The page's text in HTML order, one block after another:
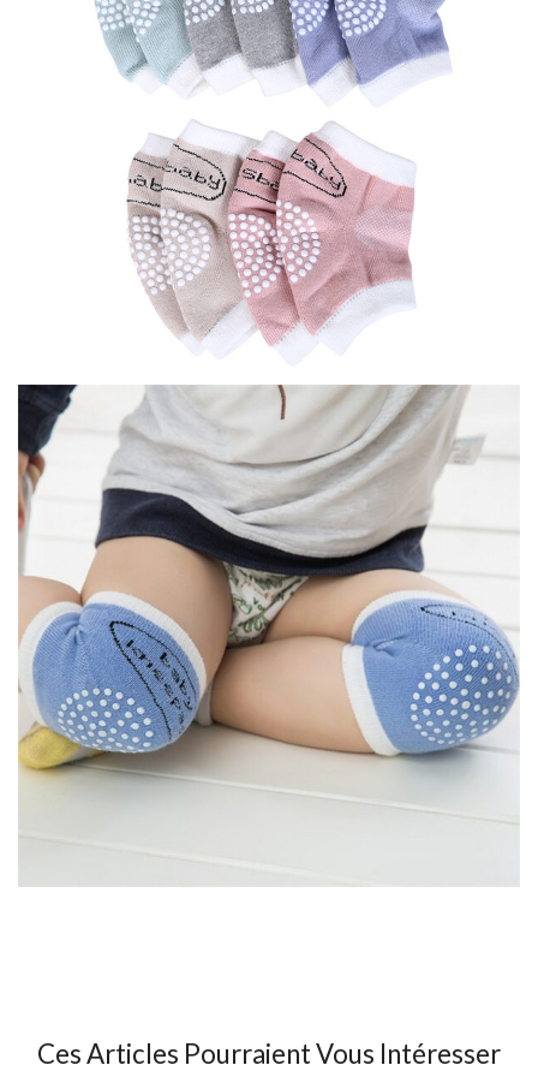
Ces Articles Pourraient Vous Intéresser